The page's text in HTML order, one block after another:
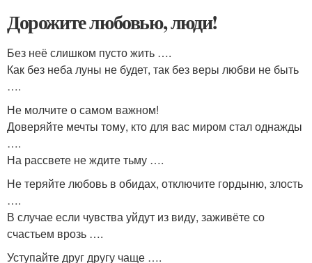
Дорожите любовью, люди!
Без неё слишком пусто жить ….
Как без неба луны не будет, так без веры любви не быть
….
Не молчите о самом важном!
Доверяйте мечты тому, кто для вас миром стал однажды
….
На рассвете не ждите тьму ….
Не теряйте любовь в обидах, отключите гордыню, злость
….
В случае если чувства уйдут из виду, заживёте со
счастьем врозь ….
Уступайте друг другу чаще ….